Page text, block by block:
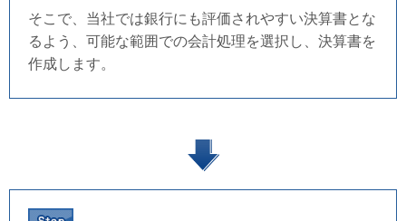
そこで、当社では銀行にも評価されやすい決算書とな
るよう、可能な範囲での会計処理を選択し、決算書を
作成します。